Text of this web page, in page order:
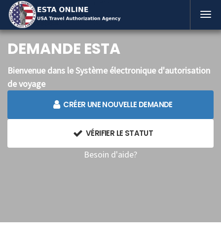
DEMANDE ESTA
Bienvenue dans le Système électronique d'autorisation
de voyage
CRÉER UNE NOUVELLE DEMANDE
VÉRIFIER LE STATUT
Besoin d'aide?